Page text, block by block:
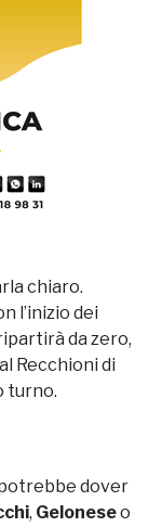
chiaro.
l’inizio dei
da zero,
Recchioni di
turno.
dover
, Geloneseo